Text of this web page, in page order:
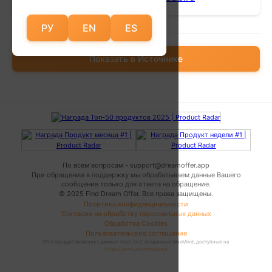
Показать в Источнике
По всем вопросам - support@dreamoffer.app
При обращении в поддержку мы обрабатываем данные Вашего
сообщения только для ответа на обращение.
© 2025 Find Dream Offer. Все права защищены.
Политика конфиденциальности
Согласие на обработку персональных данных
Обработка Cookies
Пользовательское соглашение
Этот продукт включает данные GeoLite2, созданные MaxMind, доступные на
https://www.maxmind.com
РУ EN ES